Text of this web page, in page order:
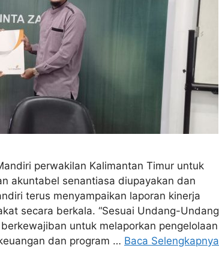
perwakilan Kalimantan Timur untuk
akuntabel senantiasa diupayakan dan
terus menyampaikan laporan kinerja
secara berkala. “Sesuai Undang-Undang
untuk melaporkan pengelolaan
dan program … Baca Selengkapnya